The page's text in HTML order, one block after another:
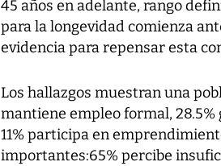
45 años en adelante, rango
para la longevidad comienza
evidencia para repensar esta
Los hallazgos muestran una
mantiene empleo formal,
11% participa en
importantes:65% percibe